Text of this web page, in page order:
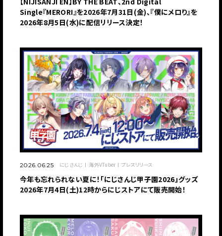
Single『MERORI』を2026年7月31日(金)、『僕にメロり』を
2026年8月5日(水)に配信リリース決定！
2026.06.25 にじさんじ 海外VTuber プレスリリース
今年も忘れられない夏に！「にじさんじ甲子園2026」グッズ
2026年7月4日(土)12時からにじストアにて販売開始！